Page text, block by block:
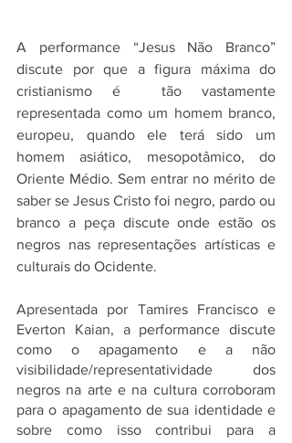
A performance “Jesus Não Branco”
discute por que a figura máxima do
cristianismo é  tão vastamente
representada como um homem branco,
europeu, quando ele terá sido um
homem asiático, mesopotâmico, do
Oriente Médio. Sem entrar no mérito de
saber se Jesus Cristo foi negro, pardo ou
branco a peça discute onde estão os
negros nas representações artísticas e
culturais do Ocidente.
Apresentada por Tamires Francisco e
Everton Kaian, a performance discute
como o apagamento e a não
visibilidade/representatividade dos
negros na arte e na cultura corroboram
para o apagamento de sua identidade e
sobre como isso contribui para a